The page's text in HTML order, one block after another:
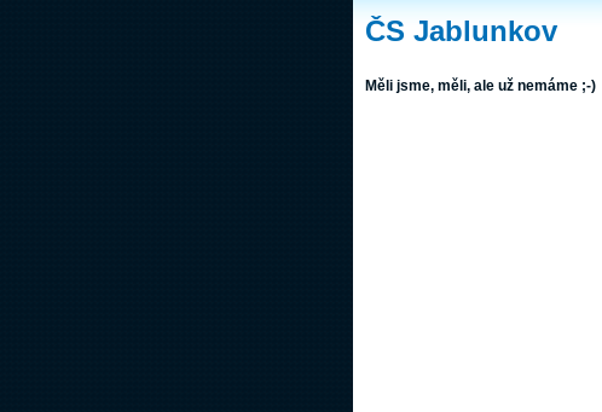
ČS Jablunkov
Měli jsme, měli, ale už nemáme ;-)